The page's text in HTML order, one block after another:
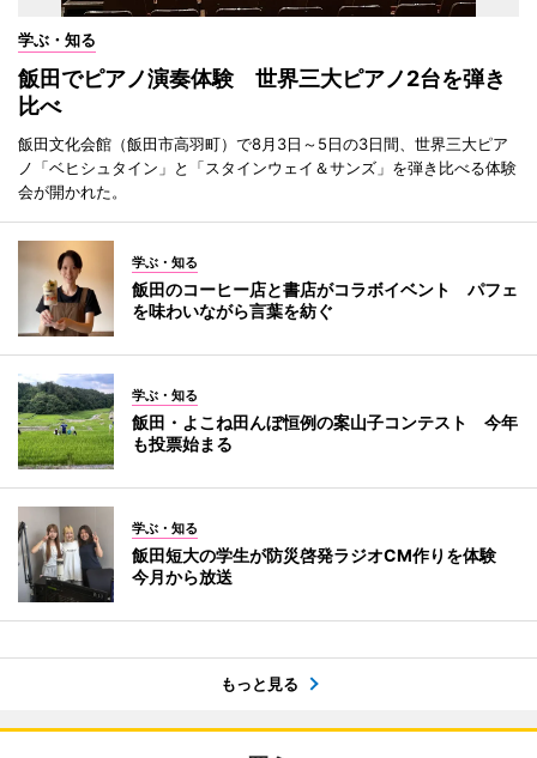
学ぶ・知る
飯田でピアノ演奏体験 世界三大ピアノ2台を弾き
比べ
飯田文化会館（飯田市高羽町）で8月3日～5日の3日間、世界三大ピア
ノ「ベヒシュタイン」と「スタインウェイ＆サンズ」を弾き比べる体験
会が開かれた。
学ぶ・知る
飯田のコーヒー店と書店がコラボイベント パフェ
を味わいながら言葉を紡ぐ
学ぶ・知る
飯田・よこね田んぼ恒例の案山子コンテスト 今年
も投票始まる
学ぶ・知る
飯田短大の学生が防災啓発ラジオCM作りを体験
今月から放送
もっと見る